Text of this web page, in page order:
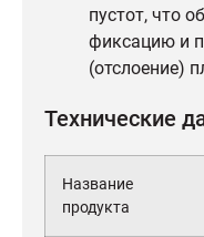
пустот, что
фиксацию и
(отслоение)
Технические
Название
продукта